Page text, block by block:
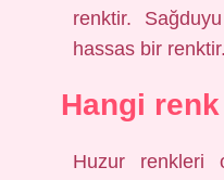
renktir.
hassas bir renktir.
Hangi
Huzur renkleri